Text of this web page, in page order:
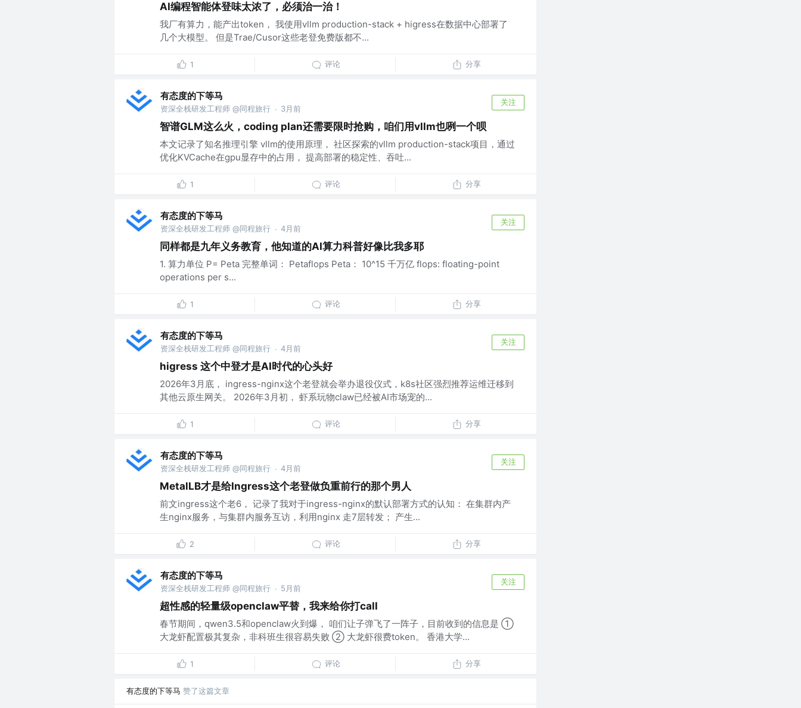
AI编程智能体登味太浓了，必须治一治！
我厂有算力，能产出token， 我使用vllm production-stack + higress在数据中心部署了
几个大模型。 但是Trae/Cusor这些老登免费版都不...
1 评论 分享
有态度的下等马
资深全栈研发工程师 @同程旅行 · 3月前
关注
智谱GLM这么火，coding plan还需要限时抢购，咱们用vllm也咧一个呗
本文记录了知名推理引擎 vllm的使用原理， 社区探索的vllm production-stack项目，通过
优化KVCache在gpu显存中的占用， 提高部署的稳定性、吞吐...
1 评论 分享
有态度的下等马
资深全栈研发工程师 @同程旅行 · 4月前
关注
同样都是九年义务教育，他知道的AI算力科普好像比我多耶
1. 算力单位 P= Peta 完整单词： Petaflops Peta： 10^15 千万亿 flops: floating-point
operations per s...
1 评论 分享
有态度的下等马
资深全栈研发工程师 @同程旅行 · 4月前
关注
higress 这个中登才是AI时代的心头好
2026年3月底， ingress-nginx这个老登就会举办退役仪式，k8s社区强烈推荐运维迁移到
其他云原生网关。 2026年3月初， 虾系玩物claw已经被AI市场宠的...
1 评论 分享
有态度的下等马
资深全栈研发工程师 @同程旅行 · 4月前
关注
MetalLB才是给Ingress这个老登做负重前行的那个男人
前文ingress这个老6， 记录了我对于ingress-nginx的默认部署方式的认知： 在集群内产
生nginx服务，与集群内服务互访，利用nginx 走7层转发； 产生...
2 评论 分享
有态度的下等马
资深全栈研发工程师 @同程旅行 · 5月前
关注
超性感的轻量级openclaw平替，我来给你打call
春节期间，qwen3.5和openclaw火到爆， 咱们让子弹飞了一阵子，目前收到的信息是 ①
大龙虾配置极其复杂，非科班生很容易失败 ② 大龙虾很费token。 香港大学...
1 评论 分享
有态度的下等马 赞了这篇文章